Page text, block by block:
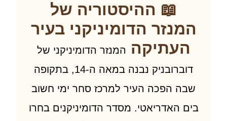
📖 ההיסטוריה של
הדומיניקני בעיר
המנזר הדומיניקני של
דוברובניק נבנה במאה ה-14, בתקופה
הפכה העיר למרכז סחר ימי חשוב
האדריאטי. מסדר הדומיניקנים בחרו